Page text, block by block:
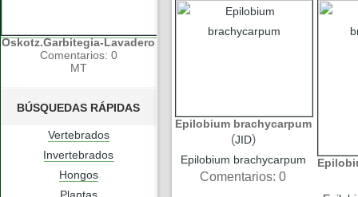
Oskotz.Garbitegia-Lavadero
Comentarios: 0
MT
BÚSQUEDAS RÁPIDAS
Vertebrados
Invertebrados
Hongos
Epilobium brachycarpum
(JID)
Epilobium brachycarpum
Comentarios: 0